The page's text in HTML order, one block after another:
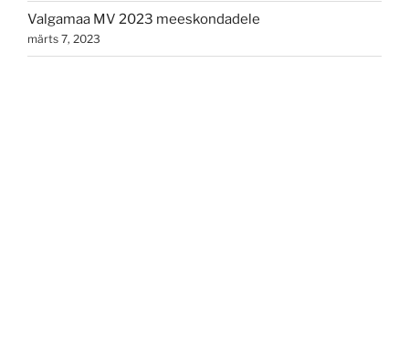
Valgamaa MV 2023 meeskondadele
märts 7, 2023